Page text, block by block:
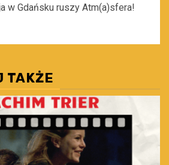
w Gdańsku ruszy Atm(a)sfera!
TAKŻE